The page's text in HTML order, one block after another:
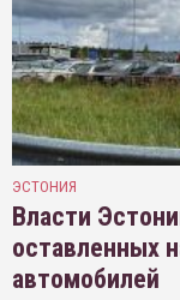
ЭСТОНИЯ
Власти
оставленных
автомобилей